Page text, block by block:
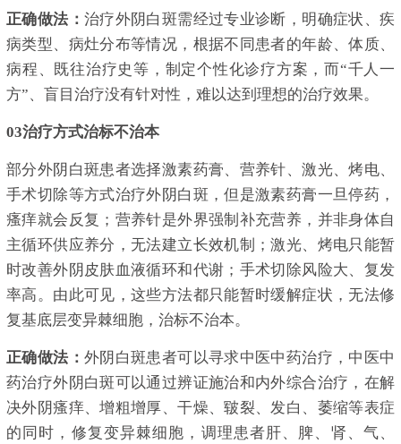
正确做法： 治疗外阴白斑需经过专业诊断，明确症状、疾
病类型、病灶分布等情况，根据不同患者的年龄、体质、
病程、既往治疗史等，制定个性化诊疗方案，而“千人一
方”、盲目治疗没有针对性，难以达到理想的治疗效果。
03治疗方式治标不治本
部分外阴白斑患者选择激素药膏、营养针、激光、烤电、
手术切除等方式治疗外阴白斑，但是激素药膏一旦停药，
瘙痒就会反复；营养针是外界强制补充营养，并非身体自
主循环供应养分，无法建立长效机制；激光、烤电只能暂
时改善外阴皮肤血液循环和代谢；手术切除风险大、复发
率高。由此可见，这些方法都只能暂时缓解症状，无法修
复基底层变异棘细胞，治标不治本。
正确做法： 外阴白斑患者可以寻求中医中药治疗，中医中
药治疗外阴白斑可以通过辨证施治和内外综合治疗，在解
决外阴瘙痒、增粗增厚、干燥、皲裂、发白、萎缩等表症
的同时，修复变异棘细胞，调理患者肝、脾、肾、气、